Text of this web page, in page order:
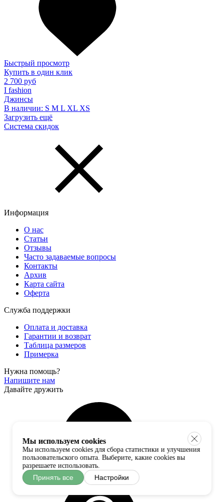
Быстрый просмотр
Купить в один клик
2 700 руб
I fashion
Джинсы
В наличии: S M L XL XS
Загрузить ещё
Система скидок
Информация
О нас
Статьи
Отзывы
Часто задаваемые вопросы
Контакты
Архив
Карта сайта
Оферта
Служба поддержки
Оплата и доставка
Гарантии и возврат
Таблица размеров
Примерка
Нужна помощь?
Напишите нам
Давайте дружить
Мы используем cookies
Мы используем cookies для сбора статистики и улучшения
пользовательского опыта. Выберите, какие cookies вы
разрешаете использовать.
Принять все Настройки